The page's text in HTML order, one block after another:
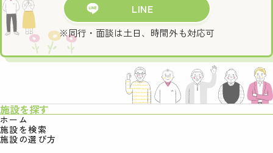
LINE
※同行・面談は土日、時間外も対応可
施設を探す
ホーム
施設を検索
施設の選び方